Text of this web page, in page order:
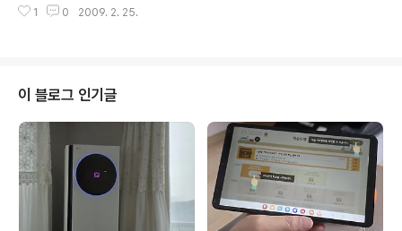
1 0 2009. 2. 25.
이 블로그 인기글